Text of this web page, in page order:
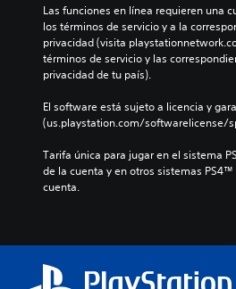
Las funciones en línea requieren una
los términos de servicio y a la
privacidad (visita
términos de servicio y las
privacidad de tu país).
El software está sujeto a licencia y
(us.playstation.com/softwarelicense/
Tarifa única para jugar en el sistema
de la cuenta y en otros sistemas
cuenta.